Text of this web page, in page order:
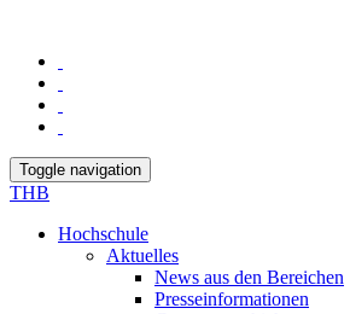
Toggle navigation
THB
Hochschule
Aktuelles
News aus den Bereichen
Presseinformationen